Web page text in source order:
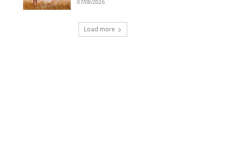
07/08/2026
Load more